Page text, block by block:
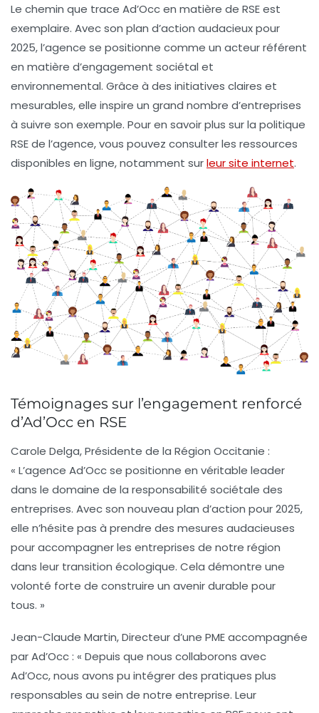
Le chemin que trace Ad’Occ en matière de RSE est
exemplaire. Avec son plan d’action audacieux pour
2025, l’agence se positionne comme un acteur référent
en matière d’engagement sociétal et
environnemental. Grâce à des initiatives claires et
mesurables, elle inspire un grand nombre d’entreprises
à suivre son exemple. Pour en savoir plus sur la politique
RSE de l’agence, vous pouvez consulter les ressources
disponibles en ligne, notamment surleur site internet.
Témoignages sur l’engagement renforcé
d’Ad’Occ en RSE
Carole Delga, Présidente de la Région Occitanie :
« L’agence Ad’Occ se positionne en véritable leader
dans le domaine de la responsabilité sociétale des
entreprises. Avec son nouveau plan d’action pour 2025,
elle n’hésite pas à prendre des mesures audacieuses
pour accompagner les entreprises de notre région
dans leur transition écologique. Cela démontre une
volonté forte de construire un avenir durable pour
tous. »
Jean-Claude Martin, Directeur d’une PME accompagnée
par Ad’Occ: « Depuis que nous collaborons avec
Ad’Occ, nous avons pu intégrer des pratiques plus
responsables au sein de notre entreprise. Leur